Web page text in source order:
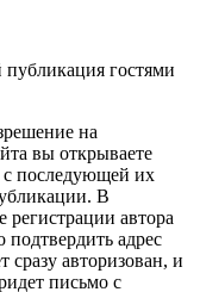
гостями
на
вы открываете
с последующей их
В
регистрации автора
адрес
сразу авторизован, и
письмо с